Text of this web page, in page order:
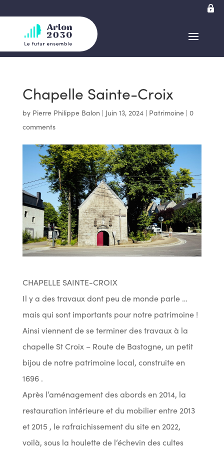
Chapelle Sainte-Croix
by Pierre Philippe Balon | Juin 13, 2024| Patrimoine| 0
comments
CHAPELLE SAINTE-CROIX
Il y a des travaux dont peu de monde parle …
mais qui sont importants pour notre patrimoine !
Ainsi viennent de se terminer des travaux à la
chapelle St Croix – Route de Bastogne, un petit
bijou de notre patrimoine local, construite en
1696 .
Après l’aménagement des abords en 2014, la
restauration intérieure et du mobilier entre 2013
et 2015 , le rafraichissement du site en 2022,
voilà, sous la houlette de l‘échevin des cultes